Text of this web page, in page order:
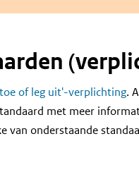
of leg uit'-verplichting.
met meer
van onderstaande